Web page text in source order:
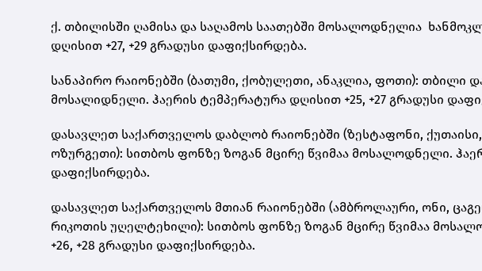
ქ. თბილისში ღამისა და საღამოს საათებში მოსალოდნელია
დღისით +27, +29 გრადუსი დაფიქსირდება.
სანაპირო რაიონებში (ბათუმი, ქობულეთი, ანაკლია, ფოთი): თბილი
მოსალიდნელი. ჰაერის ტემპერატურა დღისით +25, +27 გრადუსი
დასავლეთ საქართველოს დაბლობ რაიონებში (ზესტაფონი,
ოზურგეთი): სითბოს ფონზე ზოგან მცირე წვიმაა მოსალოდნელი.
დაფიქსირდება.
დასავლეთ საქართველოს მთიან რაიონებში (ამბროლაური, ონი,
რიკოთის უღელტეხილი): სითბოს ფონზე ზოგან მცირე წვიმაა
+26, +28 გრადუსი დაფიქსირდება.